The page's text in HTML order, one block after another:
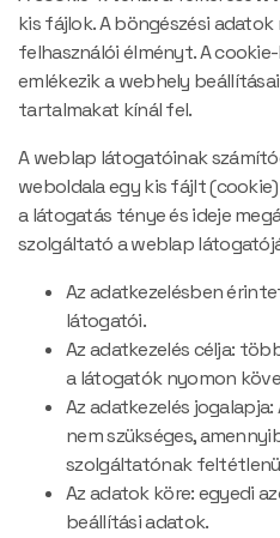
kis fájlok. A böngészési
felhasználói élményt. A
emlékezik a webhely
tartalmakat kínál fel.
A weblap látogatóinak
weboldala egy kis fájlt
a látogatás ténye és ideje
szolgáltató a weblap
Az adatkezelésben
látogatói.
Az adatkezelés célja:
a látogatók nyomon
Az adatkezelés
nem szükséges,
szolgáltatónak
Az adatok köre: egyedi
beállítási adatok.